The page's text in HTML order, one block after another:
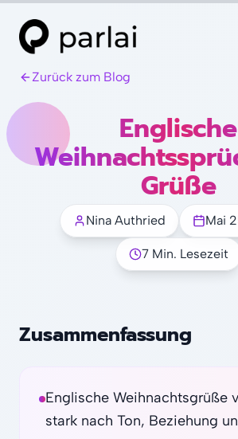
Zurück zum Blog
Englische
Grüße
Nina Authried Mai
7 Min. Lesezeit
Zusammenfassung
Englische Weihnachtsgrüße
stark nach Ton, Beziehung